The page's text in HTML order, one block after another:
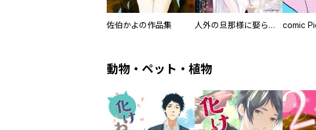
佐伯かよの作品集 人外の旦那様に娶られ毎晩ナカまで愛される…。アンソロジー comic
動物・ペット・植物